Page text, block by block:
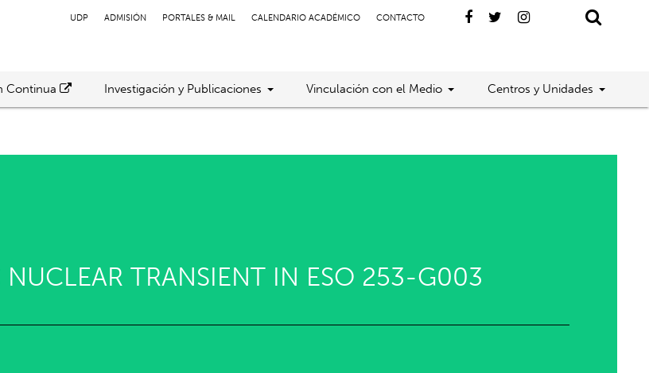
UDP ADMISIÓN PORTALES & MAIL CALENDARIO ACADÉMICO CONTACTO
Continua Investigación y Publicaciones Vinculación con el Medio Centros y Unidades
NUCLEAR TRANSIENT IN ESO 253-G003